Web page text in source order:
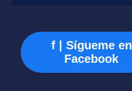
f | Sígueme en
Facebook